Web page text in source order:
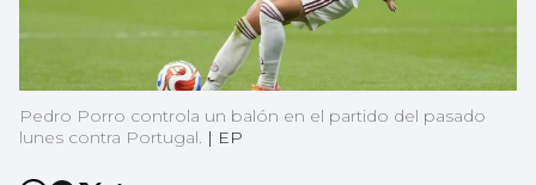
Pedro Porro controla un balón en el partido del pasado
lunes contra Portugal. | EP